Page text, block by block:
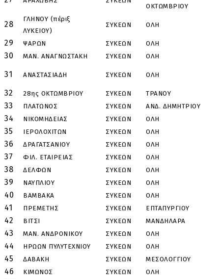
ΟΚΤΩΜΒΡΙΟΥ
28
ΓΛΗΝΟΥ (πέριξ
ΛΥΚΕΙΟΥ)
ΣΥΚΕΩΝ ΟΛΗ
29 ΨΑΡΩΝ ΣΥΚΕΩΝ ΟΛΗ
30 ΜΑΝ. ΑΝΑΓΝΩΣΤΑΚΗ ΣΥΚΕΩΝ ΟΛΗ
31 ΑΝΑΣΤΑΣΙΑΔΗ ΣΥΚΕΩΝ ΟΛΗ
32 28ης ΟΚΤΩΜΒΡΙΟΥ ΣΥΚΕΩΝ ΤΡΑΝΟΥ
33 ΠΛΑΤΩΝΟΣ ΣΥΚΕΩΝ ΑΝΔ. ΔΗΜΗΤΡΙΟΥ
34 ΝΙΚΟΜΗΔΕΙΑΣ ΣΥΚΕΩΝ ΟΛΗ
35 ΙΕΡΟΛΟΧΙΤΩΝ ΣΥΚΕΩΝ ΟΛΗ
36 ΔΡΑΓΑΤΣΑΝΙΟΥ ΣΥΚΕΩΝ ΟΛΗ
37 ΦΙΛ. ΕΤΑΙΡΕΙΑΣ ΣΥΚΕΩΝ ΟΛΗ
38 ΔΕΛΦΩΝ ΣΥΚΕΩΝ ΟΛΗ
39 ΝΑΥΠΛΙΟΥ ΣΥΚΕΩΝ ΟΛΗ
40 ΒΑΜΒΑΚΑ ΣΥΚΕΩΝ ΟΛΗ
41 ΠΡΕΜΕΤΗΣ ΣΥΚΕΩΝ ΕΠΤΑΠΥΡΓΙΟΥ
42 ΒΙΤΣΙ ΣΥΚΕΩΝ ΜΑΝΔΗΛΑΡΑ
43 ΜΑΝ. ΑΝΔΡΟΝΙΚΟΥ ΣΥΚΕΩΝ ΟΛΗ
44 ΗΡΩΩΝ ΠΥΛΥΤΕΧΝΙΟΥ ΣΥΚΕΩΝ ΟΛΗ
45 ΔΑΒΑΚΗ ΣΥΚΕΩΝ ΜΕΣΟΛΟΓΓΙΟΥ
46 ΚΙΜΩΝΟΣ ΣΥΚΕΩΝ ΟΛΗ